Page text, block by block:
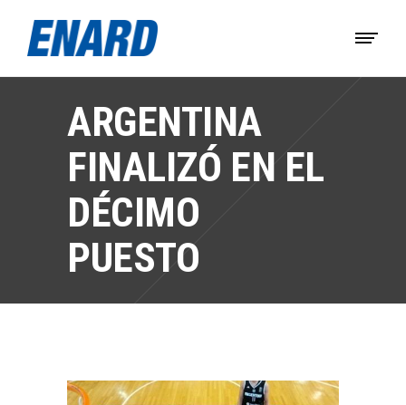
ARGENTINA
FINALIZÓ EN EL
DÉCIMO
PUESTO